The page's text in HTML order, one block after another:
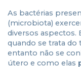
As bactérias
(microbiota)
diversos aspectos.
quando se trata do
entanto não se
útero e como elas